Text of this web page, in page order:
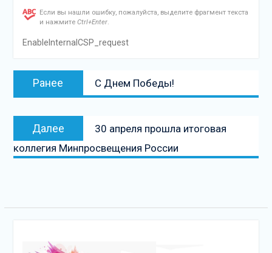
Если вы нашли ошибку, пожалуйста, выделите фрагмент текста
и нажмите Ctrl+Enter.
EnableInternalCSP_request
Навигация
Ранее
Предыдущая
запись:
С Днем Победы!
Далее
запись
30 апреля прошла итоговая
коллегия Минпросвещения России